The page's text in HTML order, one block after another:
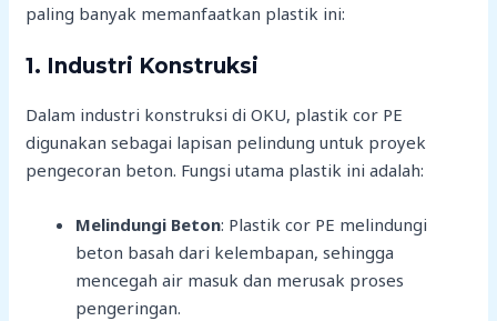
paling banyak memanfaatkan plastik ini:
1. Industri Konstruksi
Dalam industri konstruksi di OKU, plastik cor PE
digunakan sebagai lapisan pelindung untuk proyek
pengecoran beton. Fungsi utama plastik ini adalah:
Melindungi Beton: Plastik cor PE melindungi
beton basah dari kelembapan, sehingga
mencegah air masuk dan merusak proses
pengeringan.